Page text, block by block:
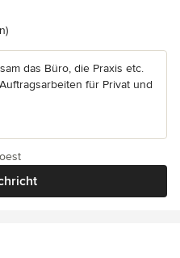
von 5 Sternen
das Büro, die Praxis etc.
für Privat und